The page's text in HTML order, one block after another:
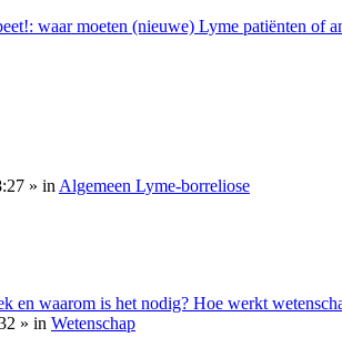
waar moeten (nieuwe) Lyme patiënten of
» in Algemeen Lyme-borreliose
en waarom is het nodig? Hoe werkt
» in Wetenschap